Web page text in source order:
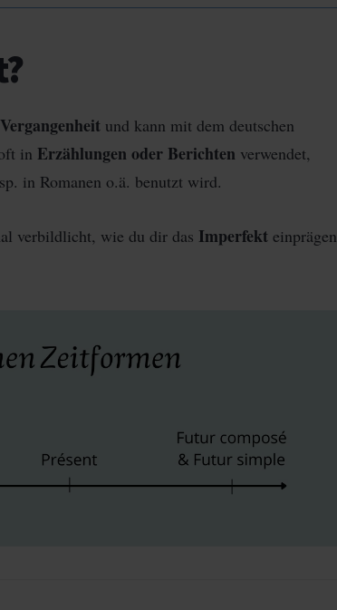
und kann mit dem deutschen
in Erzählungen oder Berichten verwendet,
in Romanen o.ä. benutzt wird.
verbildlicht, wie du dir das Imperfekt einprägen